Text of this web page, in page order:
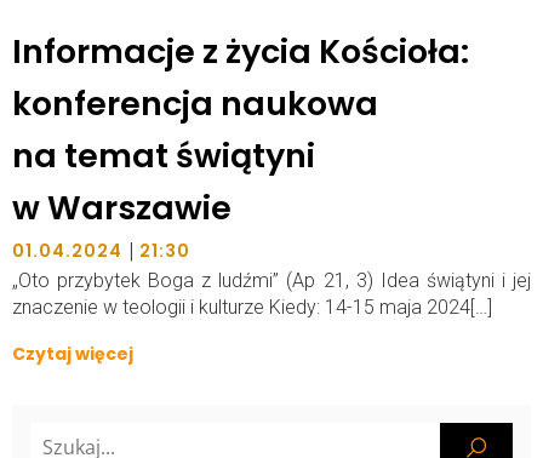
Informacje z życia Kościoła:
konferencja naukowa
na temat świątyni
w Warszawie
01.04.2024 | 21:30
„Oto przybytek Boga z ludźmi” (Ap 21, 3) Idea świątyni i jej
znaczenie w teologii i kulturze Kiedy: 14-15 maja 2024[…]
Czytaj więcej